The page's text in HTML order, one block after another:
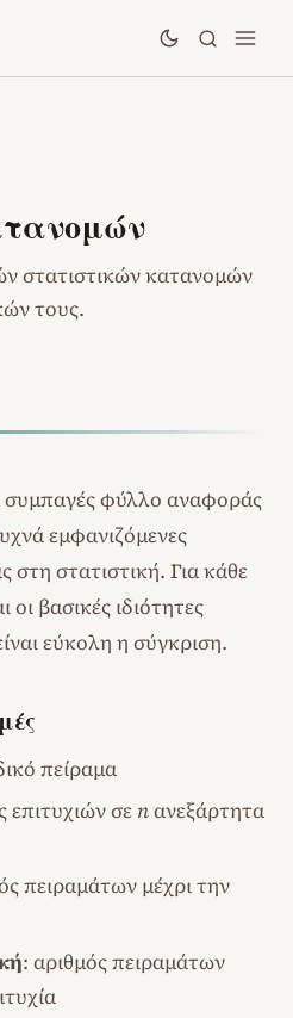
στατιστικών κατανομών
τους.
συμπαγές φύλλο αναφοράς
εμφανιζόμενες
στη στατιστική. Για κάθε
βασικές ιδιότητες
εύκολη η σύγκριση.
πείραμα
επιτυχιών σε nανεξάρτητα
πειραμάτων μέχρι την
: αριθμός πειραμάτων